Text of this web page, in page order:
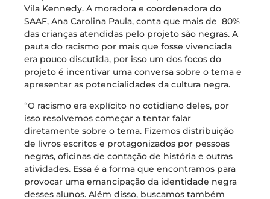
Vila Kennedy. A moradora e coordenadora do
SAAF, Ana Carolina Paula, conta que mais de 80%
das crianças atendidas pelo projeto são negras. A
pauta do racismo por mais que fosse vivenciada
era pouco discutida, por isso um dos focos do
projeto é incentivar uma conversa sobre o tema e
apresentar as potencialidades da cultura negra.
“O racismo era explícito no cotidiano deles, por
isso resolvemos começar a tentar falar
diretamente sobre o tema. Fizemos distribuição
de livros escritos e protagonizados por pessoas
negras, oficinas de contação de história e outras
atividades. Essa é a forma que encontramos para
provocar uma emancipação da identidade negra
desses alunos. Além disso, buscamos também